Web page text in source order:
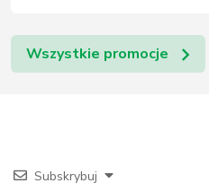
Wszystkie promocje
Subskrybuj